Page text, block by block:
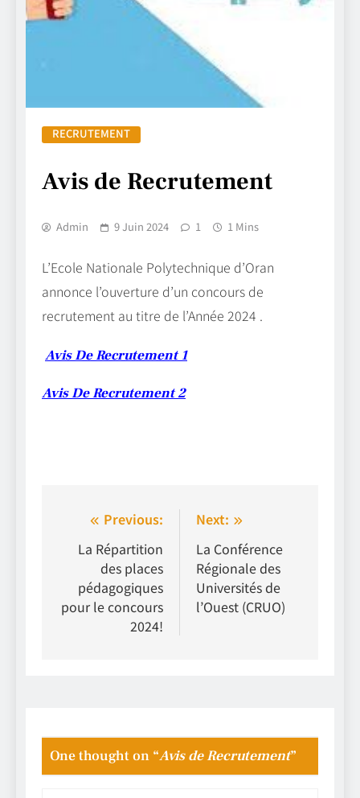
RECRUTEMENT
Avis de Recrutement
Admin 9 Juin 2024 1 1 Mins
L’Ecole Nationale Polytechnique d’Oran
annonce l’ouverture d’un concours de
recrutement au titre de l’Année 2024 .
Avis De Recrutement 1
Avis De Recrutement 2
Navigation
de
l’article
Previous:
La Répartition
des places
pédagogiques
pour le concours
2024!
Next:
La Conférence
Régionale des
Universités de
l’Ouest (CRUO)
One thought on “Avis de Recrutement”